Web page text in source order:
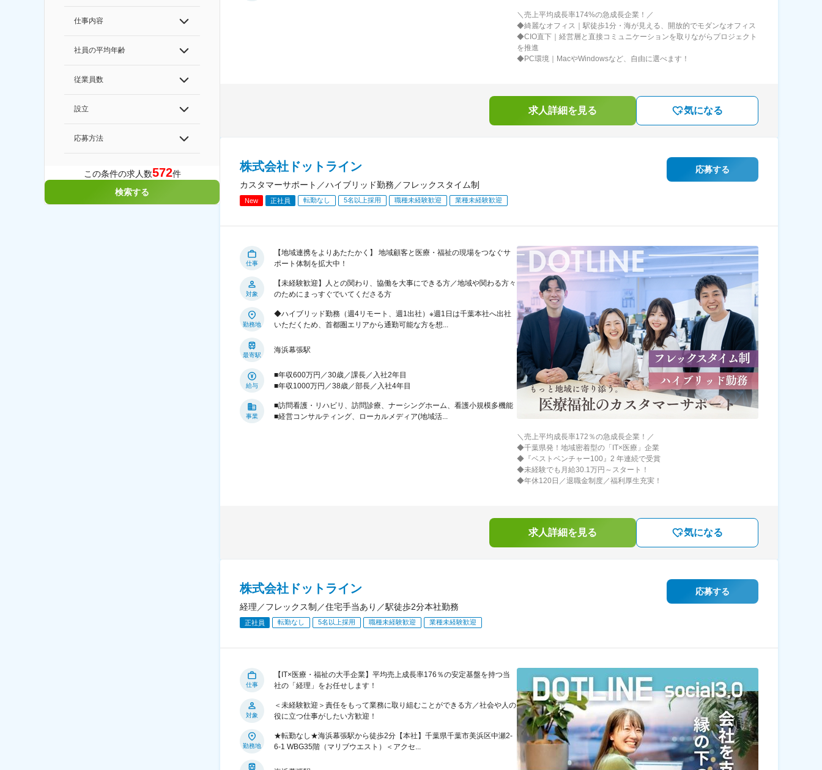
仕事内容
社員の平均年齢
従業員数
設立
応募方法
この条件の求人数572件
検索する
＼売上平均成長率174%の急成長企業！／
◆綺麗なオフィス｜駅徒歩1分・海が見える、開放的でモダンなオフィス
◆CIO直下｜経営層と直接コミュニケーションを取りながらプロジェクト
を推進
◆PC環境｜MacやWindowsなど、自由に選べます！
求人詳細を見る 気になる
株式会社ドットライン
カスタマーサポート／ハイブリッド勤務／フレックスタイム制
New 正社員 転勤なし 5名以上採用 職種未経験歓迎 業種未経験歓迎
応募する
仕事
【地域連携をよりあたたかく】 地域顧客と医療・福祉の現場をつなぐサ
ポート体制を拡大中！
対象
【未経験歓迎】人との関わり、協働を大事にできる方／地域や関わる方々
のためにまっすぐでいてくださる方
勤務地
◆ハイブリッド勤務（週4リモート、週1出社）※週1日は千葉本社へ出社
いただくため、首都圏エリアから通勤可能な方を想...
最寄駅
海浜幕張駅
給与
■年収600万円／30歳／課長／入社2年目
■年収1000万円／38歳／部長／入社4年目
事業
■訪問看護・リハビリ、訪問診療、ナーシングホーム、看護小規模多機能
■経営コンサルティング、ローカルメディア(地域活...
＼売上平均成長率172％の急成長企業！／
◆千葉県発！地域密着型の「IT×医療」企業
◆『ベストベンチャー100』2 年連続で受賞
◆未経験でも月給30.1万円～スタート！
◆年休120日／退職金制度／福利厚生充実！
求人詳細を見る 気になる
株式会社ドットライン
経理／フレックス制／住宅手当あり／駅徒歩2分本社勤務
正社員 転勤なし 5名以上採用 職種未経験歓迎 業種未経験歓迎
応募する
仕事
【IT×医療・福祉の大手企業】平均売上成長率176％の安定基盤を持つ当
社の「経理」をお任せします！
対象
＜未経験歓迎＞責任をもって業務に取り組むことができる方／社会や人の
役に立つ仕事がしたい方歓迎！
勤務地
★転勤なし★海浜幕張駅から徒歩2分【本社】千葉県千葉市美浜区中瀬2-
6-1 WBG35階（マリブウエスト）＜アクセ...